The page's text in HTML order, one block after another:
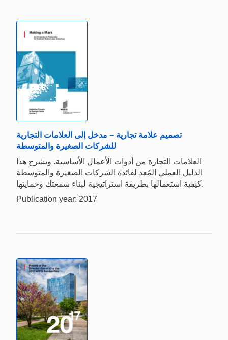
تصميم علامة تجارية – مدخل إلى العلامات التجارية
للشركات الصغيرة والمتوسطة
العلامات التجارة من أدوات الأعمال الأساسية. ويشرح هذا
الدليل العملي المُعد لفائدة الشركات الصغيرة والمتوسطة
كيفية استعمالها بطريقة استراتيجية لبناء سمعتك وحمايتها.
Publication year: 2017